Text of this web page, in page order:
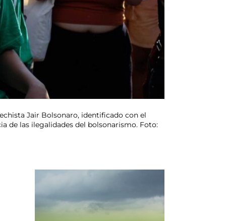
Jair Bolsonaro, identificado con el
de las ilegalidades del bolsonarismo. Foto: